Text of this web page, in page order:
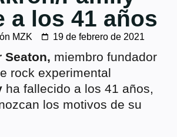
a los 41 años
MZK 19 de febrero de 2021
Seaton, miembro fundador
rock experimental
ha fallecido a los 41 años,
los motivos de su